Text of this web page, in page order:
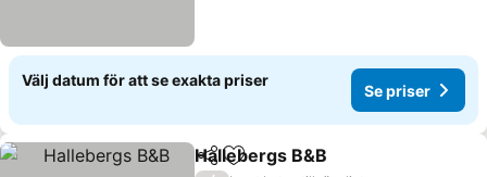
Välj datum för att se exakta priser
Se priser
Dela Lägg till i Mina Favoriter
Hallebergs B&B